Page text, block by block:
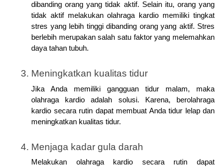
dibanding orang yang tidak aktif. Selain itu, orang yang
tidak aktif melakukan olahraga kardio memiliki tingkat
stres yang lebih tinggi dibanding orang yang aktif. Stres
berlebih merupakan salah satu faktor yang melemahkan
daya tahan tubuh.
Meningkatkan kualitas tidur
Jika Anda memiliki gangguan tidur malam, maka
olahraga kardio adalah solusi. Karena, berolahraga
kardio secara rutin dapat membuat Anda tidur lelap dan
meningkatkan kualitas tidur.
Menjaga kadar gula darah
Melakukan olahraga kardio secara rutin dapat